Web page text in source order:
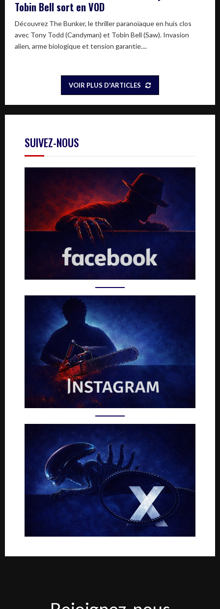
Tobin Bell sort en VOD
Découvrez The Bunker, le thriller paranoïaque en huis clos
avec Tony Todd (Candyman) et Tobin Bell (Saw). Invasion
alien, arme biologique et tension garantie....
VOIR PLUS D'ARTICLES
SUIVEZ-NOUS